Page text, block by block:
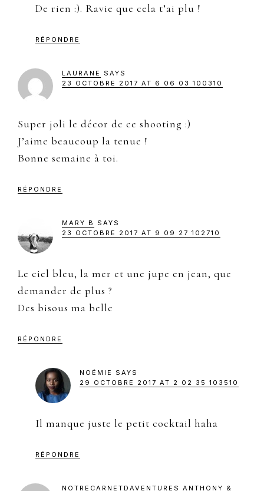
De rien :). Ravie que cela t’ai plu !
RÉPONDRE
LAURANE
SAYS
23 OCTOBRE 2017 AT 6 06 03 100310
Super joli le décor de ce shooting :)
J’aime beaucoup la tenue !
Bonne semaine à toi.
RÉPONDRE
MARY B
SAYS
23 OCTOBRE 2017 AT 9 09 27 102710
Le ciel bleu, la mer et une jupe en jean, que
demander de plus ?
Des bisous ma belle
RÉPONDRE
NOÉMIE
SAYS
29 OCTOBRE 2017 AT 2 02 35 103510
Il manque juste le petit cocktail haha
RÉPONDRE
NOTRECARNETDAVENTURES ANTHONY &